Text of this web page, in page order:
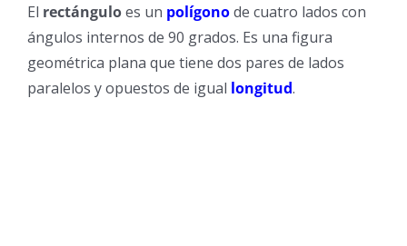
El rectánguloes un polígonode cuatro lados con
ángulos internos de 90 grados. Es una figura
geométrica plana que tiene dos pares de lados
paralelos y opuestos de igual longitud.